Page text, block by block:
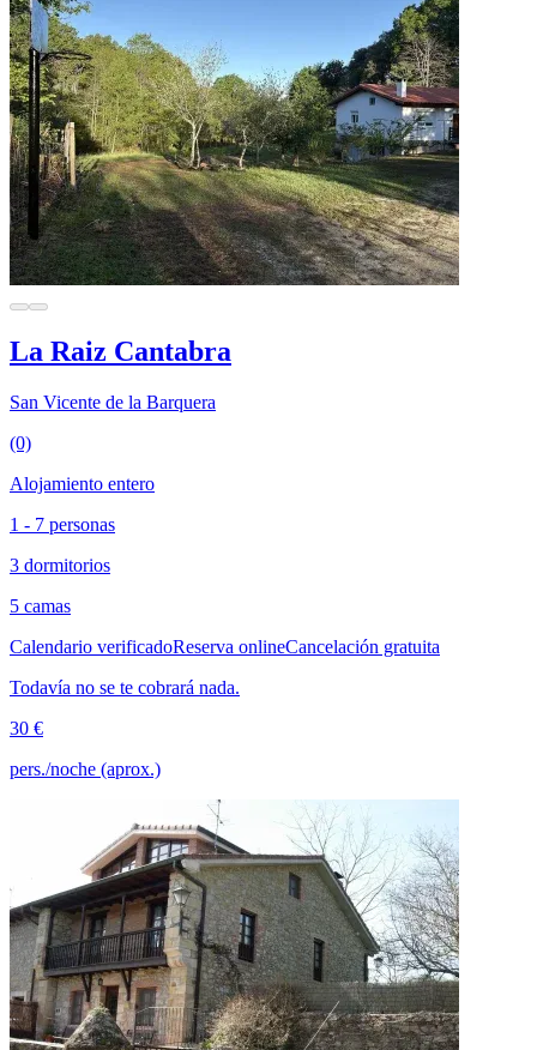
La Raiz Cantabra
San Vicente de la Barquera
(0)
Alojamiento entero
1 - 7 personas
3 dormitorios
5 camas
Calendario verificadoReserva onlineCancelación gratuita
Todavía no se te cobrará nada.
30 €
pers./noche (aprox.)